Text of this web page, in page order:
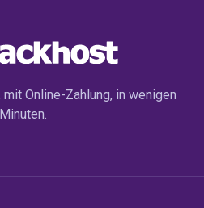
Online-Zahlung, in wenigen
Minuten.